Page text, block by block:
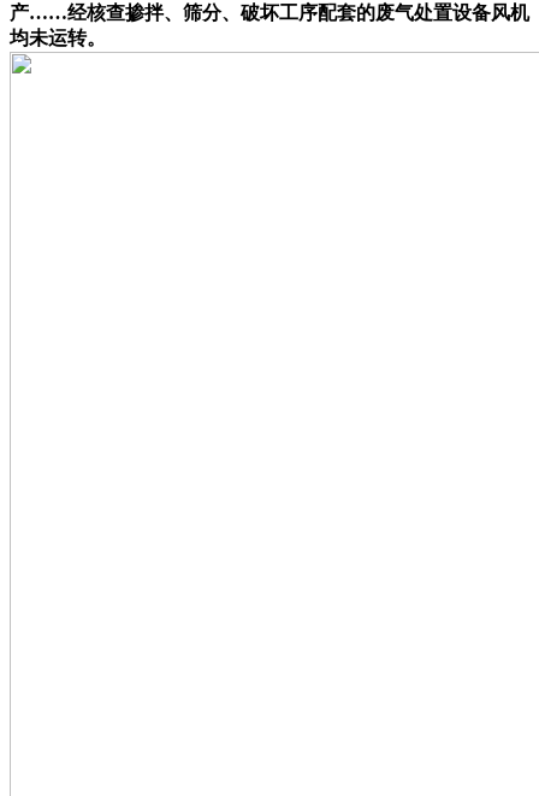
产……经核查掺拌、筛分、破坏工序配套的废气处置设备风机
均未运转。